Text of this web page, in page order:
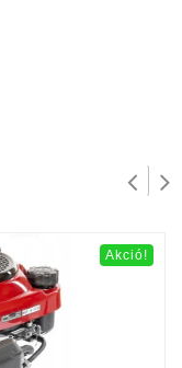
Akció!